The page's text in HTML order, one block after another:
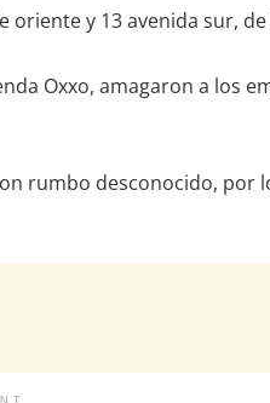
oriente y 13 avenida sur,
Oxxo, amagaron a los
rumbo desconocido,